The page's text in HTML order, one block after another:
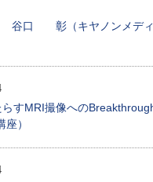
谷口 彰（キヤノンメディ
らすMRI撮像への
）